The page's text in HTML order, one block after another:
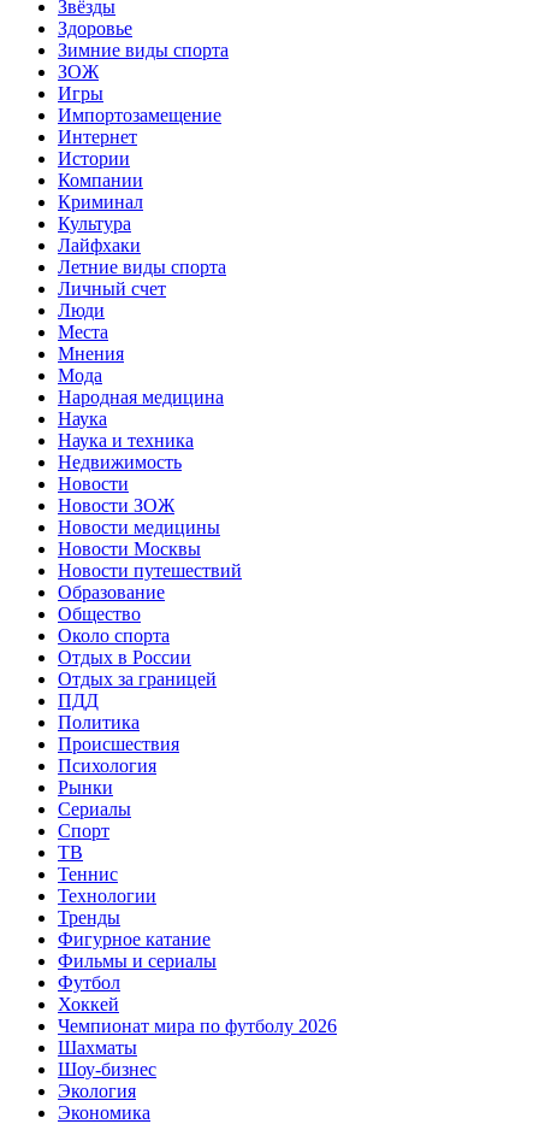
Звёзды
Здоровье
Зимние виды спорта
ЗОЖ
Игры
Импортозамещение
Интернет
Истории
Компании
Криминал
Культура
Лайфхаки
Летние виды спорта
Личный счет
Люди
Места
Мнения
Мода
Народная медицина
Наука
Наука и техника
Недвижимость
Новости
Новости ЗОЖ
Новости медицины
Новости Москвы
Новости путешествий
Образование
Общество
Около спорта
Отдых в России
Отдых за границей
ПДД
Политика
Происшествия
Психология
Рынки
Сериалы
Спорт
ТВ
Теннис
Технологии
Тренды
Фигурное катание
Фильмы и сериалы
Футбол
Хоккей
Чемпионат мира по футболу 2026
Шахматы
Шоу-бизнес
Экология
Экономика